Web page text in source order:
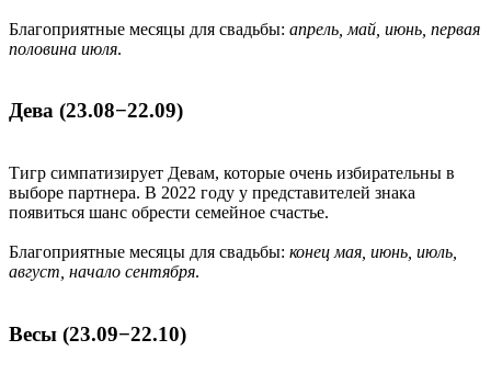
Благоприятные месяцы для свадьбы: апрель, май, июнь, первая
половина июля.
Дева (23.08−22.09)
Тигр симпатизирует Девам, которые очень избирательны в
выборе партнера. В 2022 году у представителей знака
появиться шанс обрести семейное счастье.
Благоприятные месяцы для свадьбы: конец мая, июнь, июль,
август, начало сентября.
Весы (23.09−22.10)